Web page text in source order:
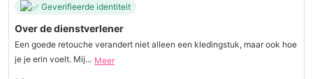
Geverifieerde identiteit
Over de dienstverlener
Een goede retouche verandert niet alleen een kledingstuk, maar ook hoe
je je erin voelt. Mij... Meer